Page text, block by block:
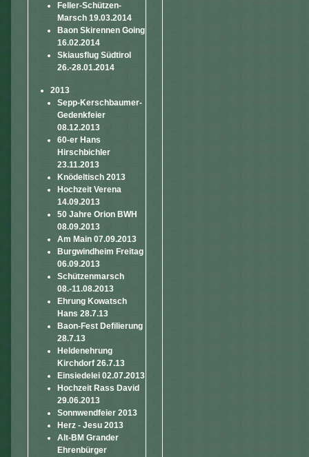
Feller-Schützen-
Marsch 19.03.2014
Baon Skirennen Going
16.02.2014
Skiausflug Südtirol
26.-28.01.2014
2013
Sepp-Kerschbaumer-
Gedenkfeier
08.12.2013
60-er Hans
Hirschbichler
23.11.2013
Knödeltisch 2013
Hochzeit Verena
14.09.2013
50 Jahre Orion BWH
08.09.2013
Am Main 07.09.2013
Burgwindheim Freitag
06.09.2013
Schützenmarsch
08.-11.08.2013
Ehrung Kowatsch
Hans 28.7.13
Baon-Fest Defilierung
28.7.13
Heldenehrung
Kirchdorf 26.7.13
Einsiedelei 02.07.2013
Hochzeit Rass David
29.06.2013
Sonnwendfeier 2013
Herz - Jesu 2013
Alt-BM Grander
Ehrenbürger